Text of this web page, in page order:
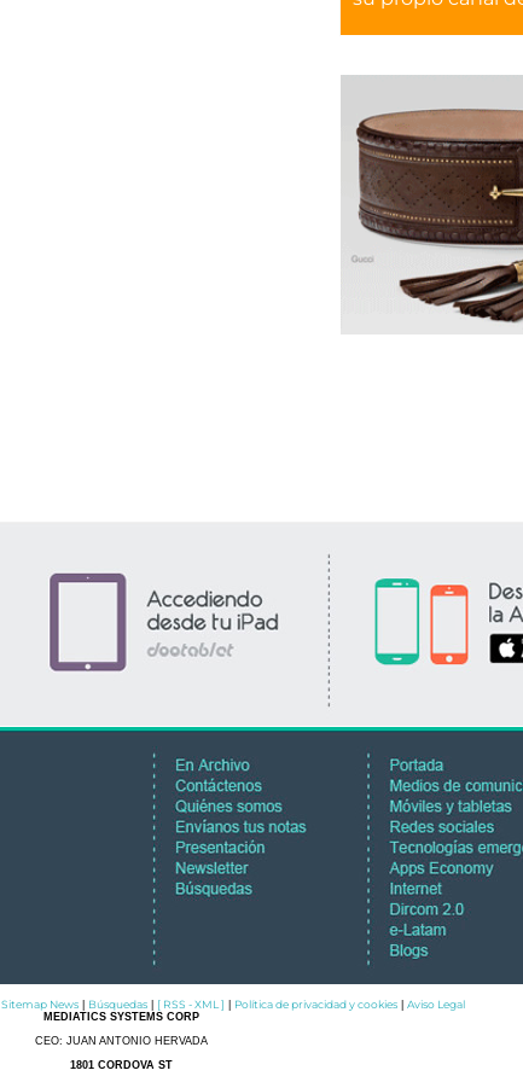
Sitemap News Búsquedas [ RSS - XML ] Política de privacidad y cookies Aviso Legal
MEDIATICS SYSTEMS CORP
CEO: JUAN ANTONIO HERVADA
1801 CORDOVA ST